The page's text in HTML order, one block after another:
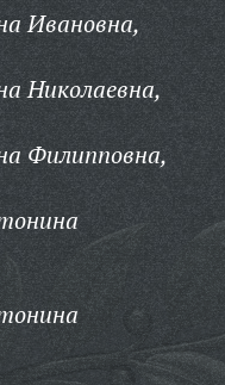
Ивановна,
Николаевна,
Филипповна,